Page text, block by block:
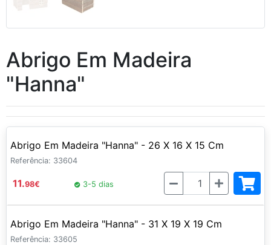
Abrigo Em Madeira
"Hanna"
Abrigo Em Madeira "Hanna" - 26 X 16 X 15 Cm
Referência: 33604
11.98€ 3-5 dias Quantidade
Abrigo Em Madeira "Hanna" - 31 X 19 X 19 Cm
Referência: 33605